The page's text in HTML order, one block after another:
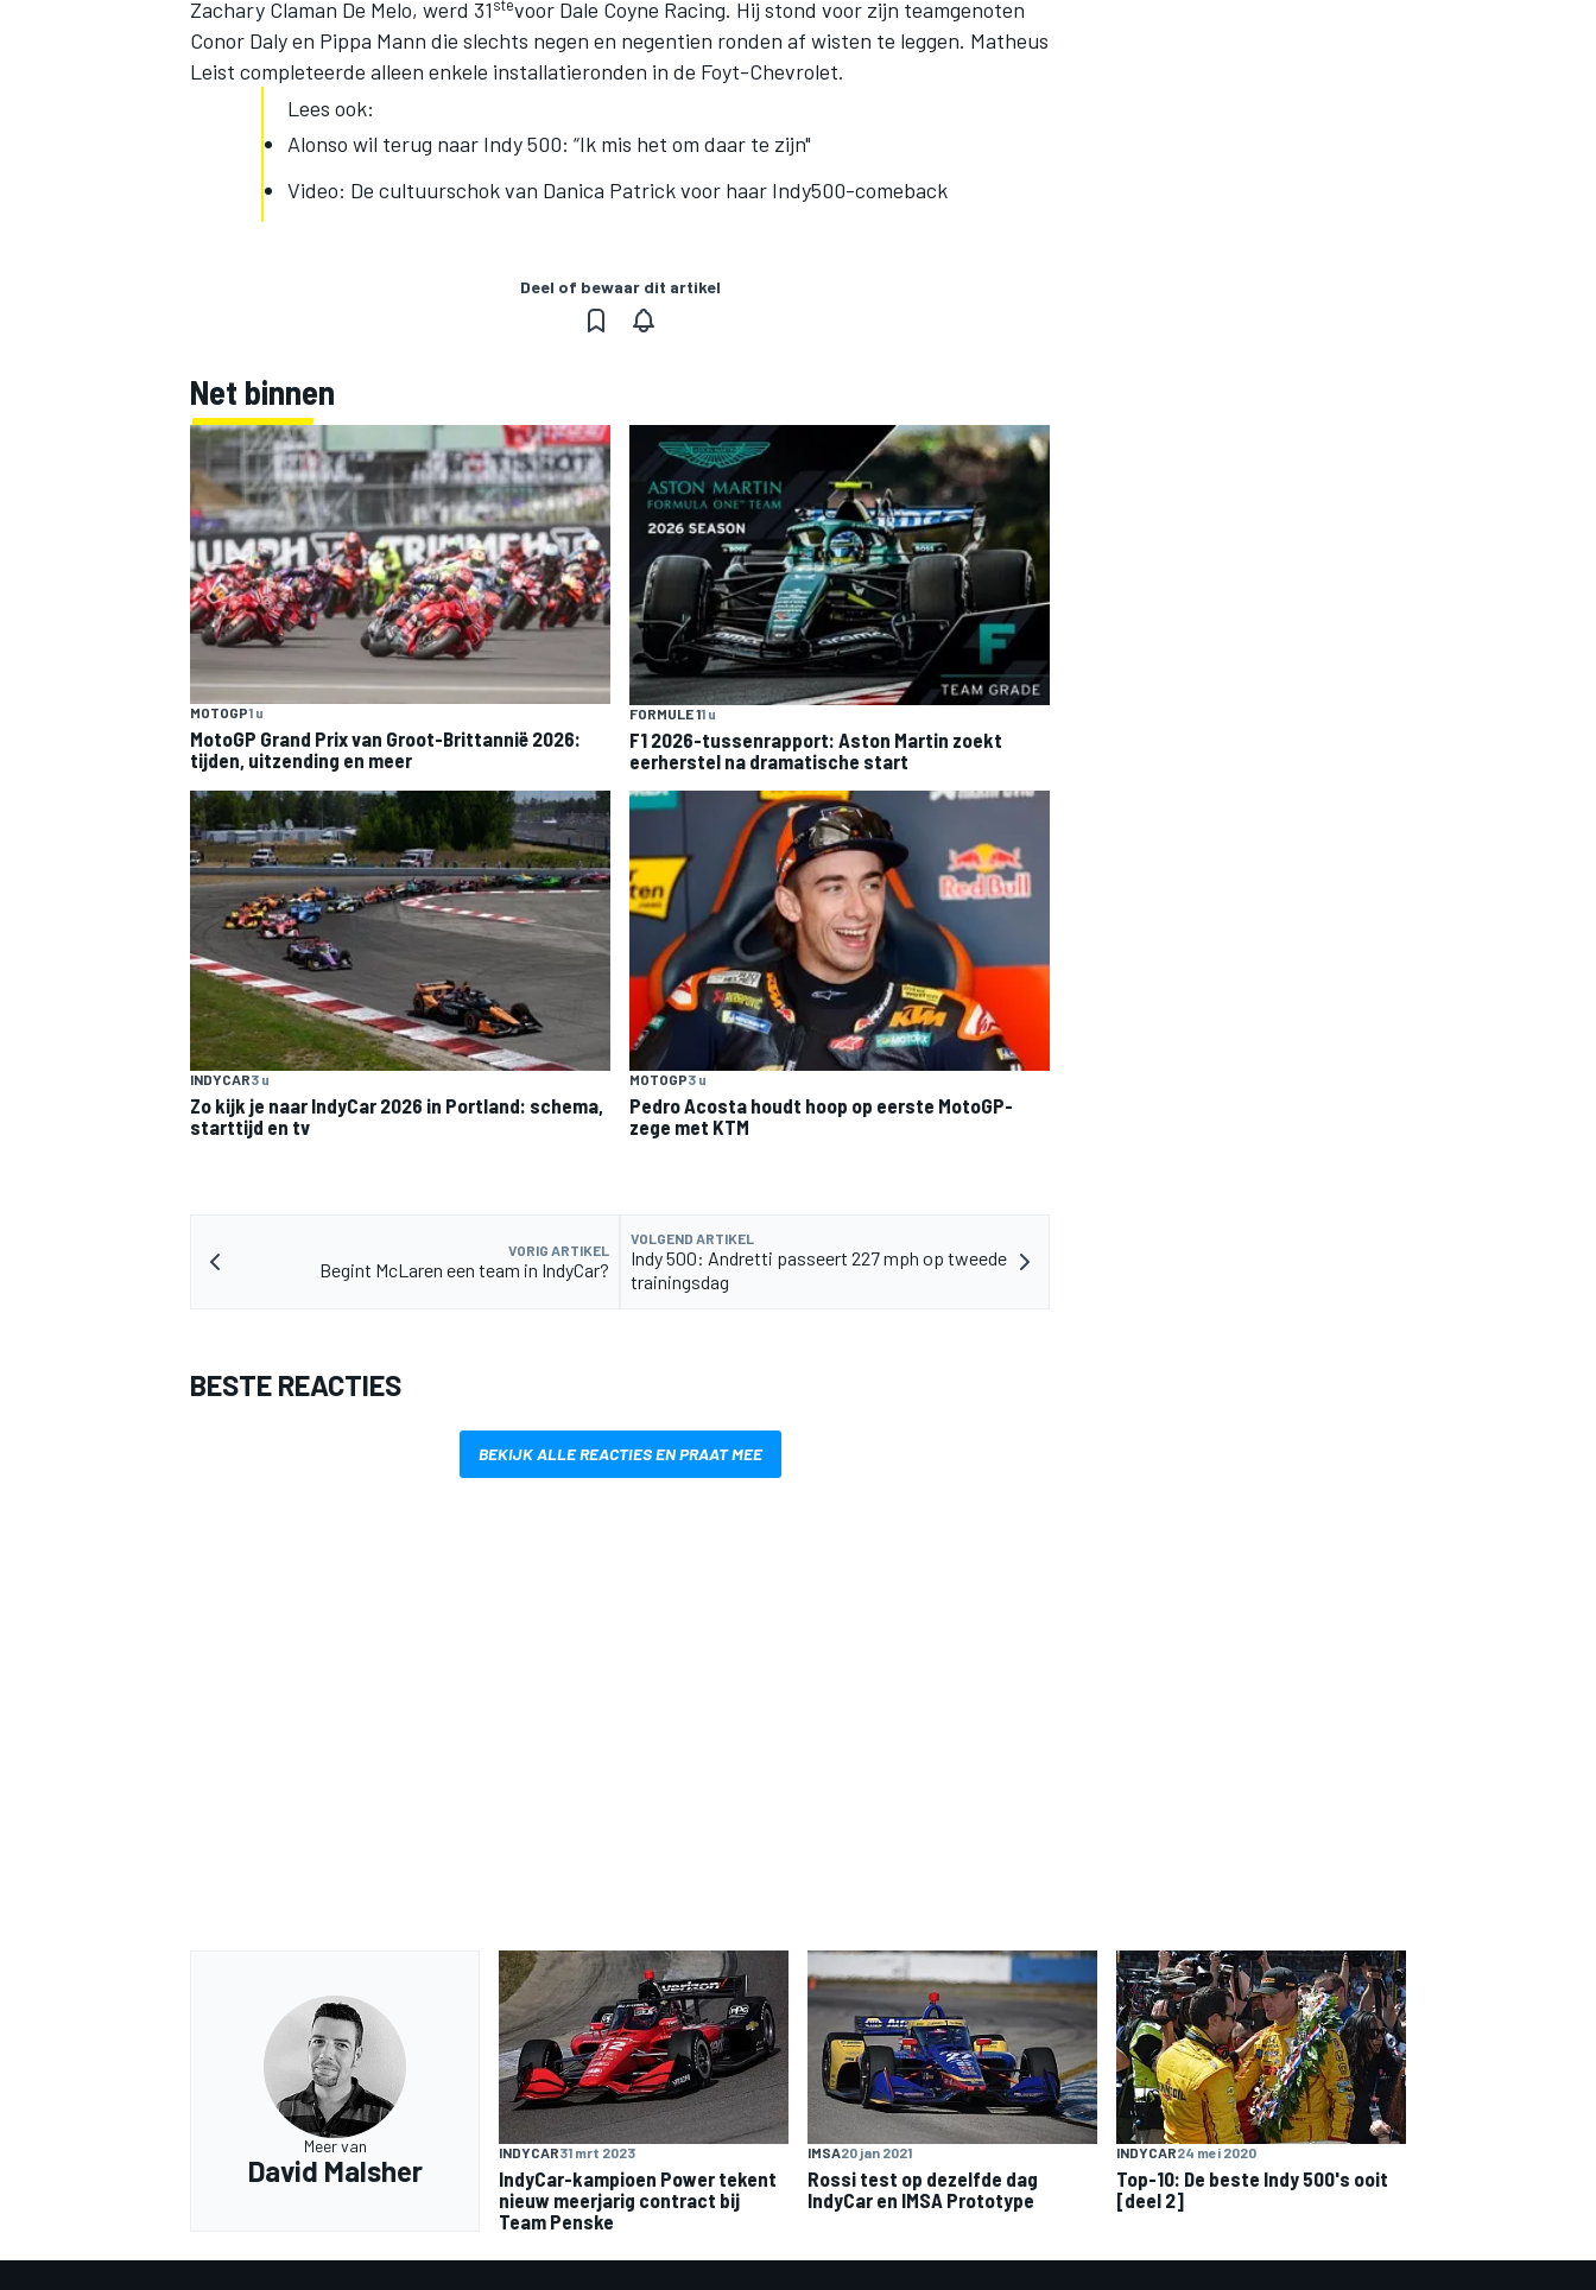
Zachary Claman De Melo, werd 31stevoor Dale Coyne Racing. Hij stond voor zijn teamgenoten
Conor Daly en Pippa Mann die slechts negen en negentien ronden af wisten te leggen. Matheus
Leist completeerde alleen enkele installatieronden in de Foyt-Chevrolet.
Lees ook:
Alonso wil terug naar Indy 500: “Ik mis het om daar te zijn"
Video: De cultuurschok van Danica Patrick voor haar Indy500-comeback
Deel of bewaar dit artikel
Net binnen
MOTOGP1 u
MotoGP Grand Prix van Groot-Brittannië 2026:
tijden, uitzending en meer
FORMULE 11 u
F1 2026-tussenrapport: Aston Martin zoekt
eerherstel na dramatische start
INDYCAR3 u
Zo kijk je naar IndyCar 2026 in Portland: schema,
starttijd en tv
MOTOGP3 u
Pedro Acosta houdt hoop op eerste MotoGP-
zege met KTM
VORIG ARTIKEL
Begint McLaren een team in IndyCar?
VOLGEND ARTIKEL
Indy 500: Andretti passeert 227 mph op tweede
trainingsdag
BESTE REACTIES
BEKIJK ALLE REACTIES EN PRAAT MEE
Meer van
David Malsher
INDYCAR31 mrt 2023
IndyCar-kampioen Power tekent
nieuw meerjarig contract bij
Team Penske
IMSA20 jan 2021
Rossi test op dezelfde dag
IndyCar en IMSA Prototype
INDYCAR24 mei 2020
Top-10: De beste Indy 500's ooit
[deel 2]